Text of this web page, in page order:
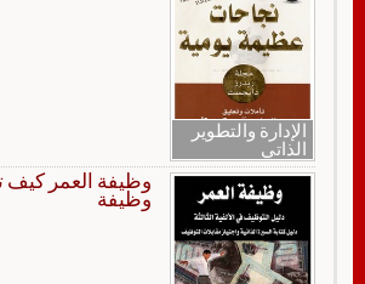
الإدارة والتطوير
الذاتي
وظيفة العمر
وظيفة